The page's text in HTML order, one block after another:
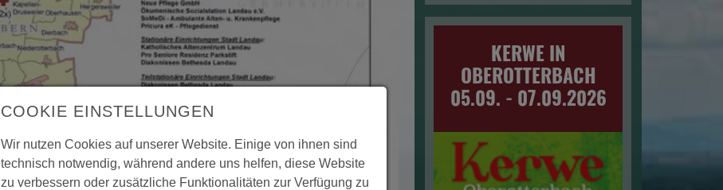
KERWE IN
OBEROTTERBACH
05.09. - 07.09.2026
COOKIE EINSTELLUNGEN
Wir nutzen Cookies auf unserer Website. Einige von ihnen sind
technisch notwendig, während andere uns helfen, diese Website
zu verbessern oder zusätzliche Funktionalitäten zur Verfügung zu